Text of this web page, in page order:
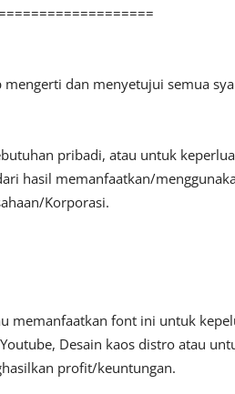
dan menyetujui semua
pribadi, atau untuk
hasil memanfaatkan/
Korporasi.
memanfaatkan font ini untuk
Desain kaos distro atau
profit/keuntungan.